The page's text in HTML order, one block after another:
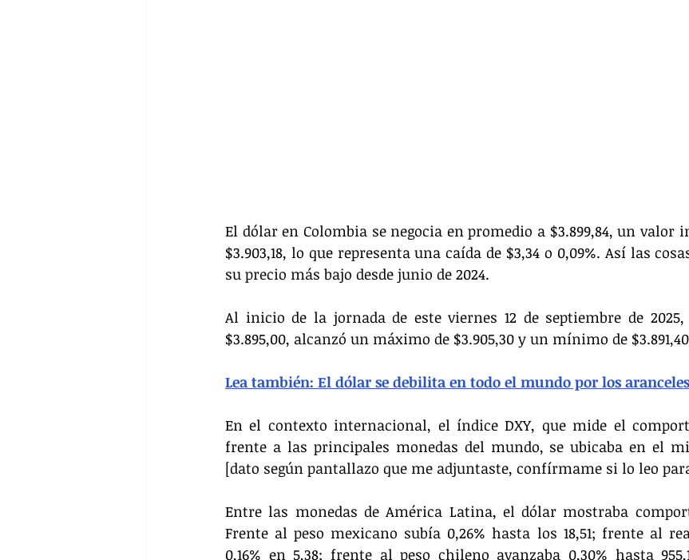
El dólar en Colombia se negocia en promedio a $3.899,84, un valor
$3.903,18, lo que representa una caída de $3,34 o 0,09%. Así las
su precio más bajo desde junio de 2024.
Al inicio de la jornada de este viernes 12 de septiembre de
$3.895,00, alcanzó un máximo de $3.905,30 y un mínimo de
Lea también: El dólar se debilita en todo el mundo por los
En el contexto internacional, el índice DXY, que mide el
frente a las principales monedas del mundo, se ubicaba en el
[dato según pantallazo que me adjuntaste, confírmame si lo leo
Entre las monedas de América Latina, el dólar mostraba
Frente al peso mexicano subía 0,26% hasta los 18,51; frente al
0,16% en 5,38; frente al peso chileno avanzaba 0,30% hasta